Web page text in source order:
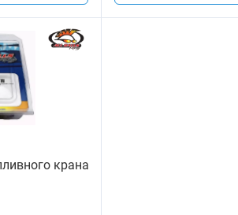
крана All Balls